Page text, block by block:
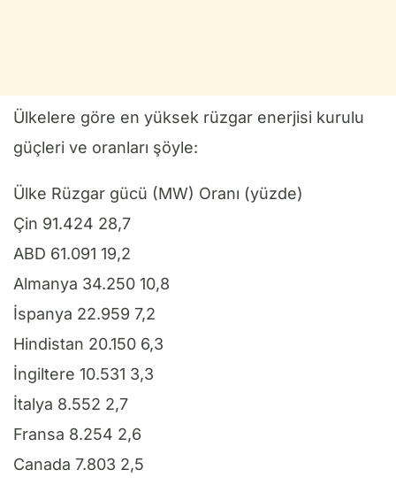
Ülkelere göre en yüksek rüzgar enerjisi kurulu
güçleri ve oranları şöyle:
Ülke Rüzgar gücü (MW) Oranı (yüzde)
Çin 91.424 28,7
ABD 61.091 19,2
Almanya 34.250 10,8
İspanya 22.959 7,2
Hindistan 20.150 6,3
İngiltere 10.531 3,3
İtalya 8.552 2,7
Fransa 8.254 2,6
Canada 7.803 2,5